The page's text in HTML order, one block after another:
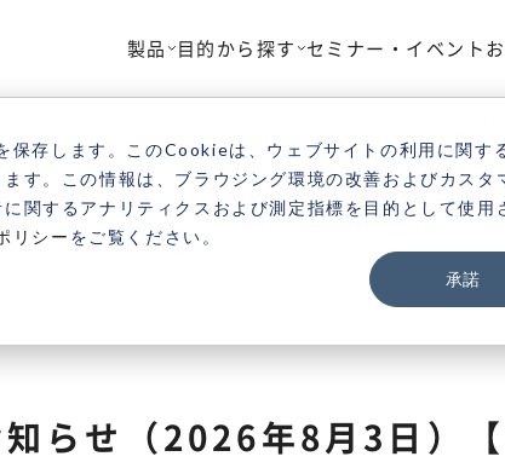
存します。このCookieは、ウェブサイトの利用に関す
す。この情報は、ブラウジング環境の改善およびカスタ
関するアナリティクスおよび測定指標を目的として使用
リシー をご覧ください。
承諾
製品 目的から探す セミナー・イベント
設
らせ（2026年8月3日）【